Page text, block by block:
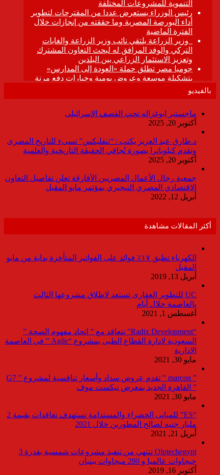
بالفيديو
ماجستير ابوغزاله تحت القصف الإسرائيلى
أكتوبر 20, 2025
د.طارق عبد العزيز يكتب : “نتفليكس” تسىء للتاريخ المصرى
وتقدم كيلوباترا بصورة تُجافي الحقيقة التاريخية والعلمية
أكتوبر 20, 2025
جمعية رجال الأعمال المصريين الأفارقة تعلن تفاصيل التعاون
الاقتصادي المصري النيجيري بمؤتمر مايو المقبل
أبريل 12, 2022
أكثر المقالات مشاهدة
الكهرباء تطبق ١٧٪ فوائد على الفواتير المتأخرة بداية من مايو
المقبل
أبريل 13, 2019
UC للتطوير العقارى تستعد لاطلاق مشروعها الثالث
بالعاصمة خلال أيام
أغسطس 1, 2021
“Radix Development” تتعاقد مع ” اتحاد مفهوم الصحة ”
السعودية لإدارة القطاع الطبى بمشروع “Agile ” فى العاصمة
الإدارية
مايو 30, 2021
” marcon ” تقدم عروض سداد وأسعار تنافسية لمشروع ” G7
” القاهرة الجديد بمعرض نيكست موف
مايو 30, 2021
“ES” للمبانى الخضراء والمستدامة تستهدف تعاقدات بقيمة 2
مليار جنيه لصالح المطورين خلال 2021
أبريل 21, 2021
Olptechegypt تنتهي من تنفيذ مشروعات شمسية بقدرة 3
جيجاوات عالميا و 280 ميجاوات ببنبان
أكتوبر 16, 2019